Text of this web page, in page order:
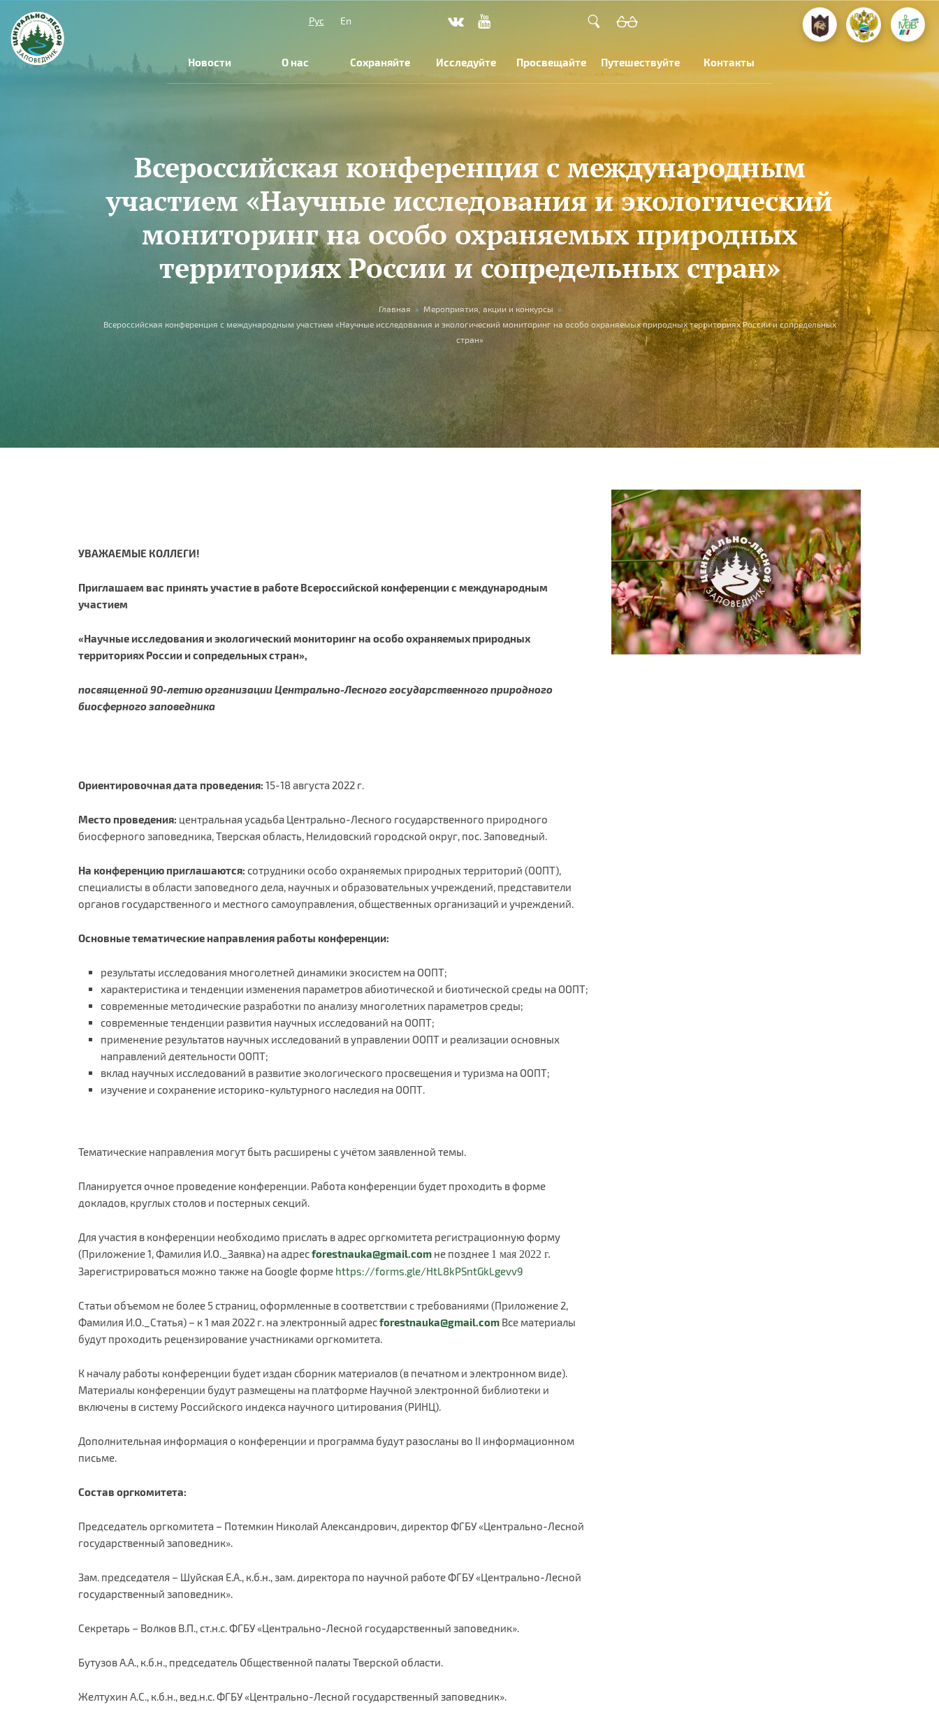
Рус
En
Новости О нас Сохраняйте Исследуйте Просвещайте Путешествуйте Контакты
Всероссийская конференция с международным
участием «Научные исследования и экологический
мониторинг на особо охраняемых природных
территориях России и сопредельных стран»
Вы здесь Главная » Мероприятия, акции и конкурсы »
Всероссийская конференция с международным участием «Научные исследования и экологический мониторинг на особо охраняемых природных территориях России и сопредельных
стран»
УВАЖАЕМЫЕ КОЛЛЕГИ!
Приглашаем вас принять участие в работе Всероссийской конференции с международным
участием
«Научные исследования и экологический мониторинг на особо охраняемых природных
территориях России и сопредельных стран»,
посвященной 90-летию организации Центрально-Лесного государственного природного
биосферного заповедника
Ориентировочная дата проведения: 15-18 августа 2022 г.
Место проведения: центральная усадьба Центрально-Лесного государственного природного
биосферного заповедника, Тверская область, Нелидовский городской округ, пос. Заповедный.
На конференцию приглашаются: сотрудники особо охраняемых природных территорий (ООПТ),
специалисты в области заповедного дела, научных и образовательных учреждений, представители
органов государственного и местного самоуправления, общественных организаций и учреждений.
Основные тематические направления работы конференции:
результаты исследования многолетней динамики экосистем на ООПТ;
характеристика и тенденции изменения параметров абиотической и биотической среды на ООПТ;
современные методические разработки по анализу многолетних параметров среды;
современные тенденции развития научных исследований на ООПТ;
применение результатов научных исследований в управлении ООПТ и реализации основных
направлений деятельности ООПТ;
вклад научных исследований в развитие экологического просвещения и туризма на ООПТ;
изучение и сохранение историко-культурного наследия на ООПТ.
Тематические направления могут быть расширены с учётом заявленной темы.
Планируется очное проведение конференции. Работа конференции будет проходить в форме
докладов, круглых столов и постерных секций.
Для участия в конференции необходимо прислать в адрес оргкомитета регистрационную форму
(Приложение 1, Фамилия И.О._Заявка) на адресforestnauka@gmail.com не позднее 1 мая 2022 г.
Зарегистрироваться можно также на Google форме https://forms.gle/HtL8kPSntGkLgevv9
Статьи объемом не более 5 страниц, оформленные в соответствии с требованиями (Приложение 2,
Фамилия И.О._Статья) – к 1 мая 2022 г. на электронный адресforestnauka@gmail.com Все материалы
будут проходить рецензирование участниками оргкомитета.
К началу работы конференции будет издан сборник материалов (в печатном и электронном виде).
Материалы конференции будут размещены на платформе Научной электронной библиотеки и
включены в систему Российского индекса научного цитирования (РИНЦ).
Дополнительная информация о конференции и программа будут разосланы во II информационном
письме.
Состав оргкомитета:
Председатель оргкомитета – Потемкин Николай Александрович, директор ФГБУ «Центрально-Лесной
государственный заповедник».
Зам. председателя – Шуйская Е.А., к.б.н., зам. директора по научной работе ФГБУ «Центрально-Лесной
государственный заповедник».
Секретарь – Волков В.П., ст.н.с. ФГБУ «Центрально-Лесной государственный заповедник».
Бутузов А.А., к.б.н., председатель Общественной палаты Тверской области.
Желтухин А.С., к.б.н., вед.н.с. ФГБУ «Центрально-Лесной государственный заповедник».